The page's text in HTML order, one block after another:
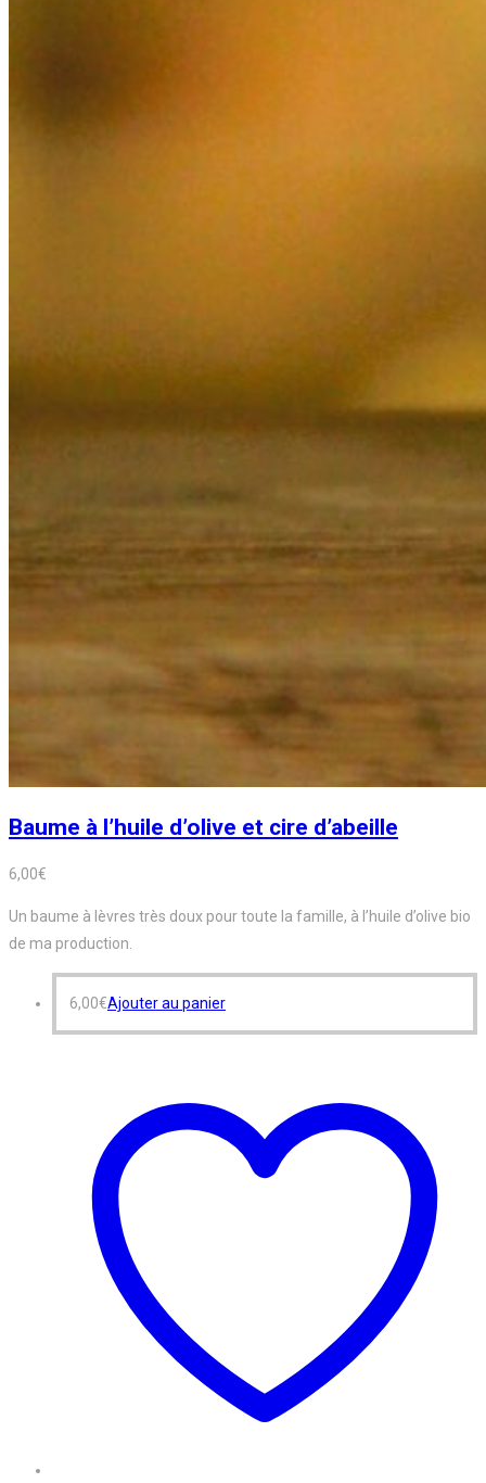
Baume à l’huile d’olive et cire d’abeille
6,00€
Un baume à lèvres très doux pour toute la famille, à l’huile d’olive bio
de ma production.
6,00€Ajouter au panier